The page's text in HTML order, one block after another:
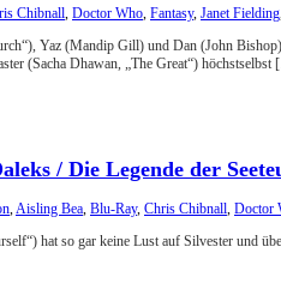
Chibnall, Doctor Who, Fantasy, Janet Fielding
Yaz (Mandip Gill) und Dan (John
(Sacha Dhawan, „The Great“)
/ Die Legende der
,Aisling Bea, Blu-Ray, Chris Chibnall, Doctor
hat so gar keine Lust auf Silvester und